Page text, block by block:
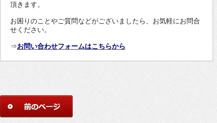
頂きます。
お困りのことやご質問などがございましたら、お気軽にお問合
せください。
⇒お問い合わせフォームはこちらから